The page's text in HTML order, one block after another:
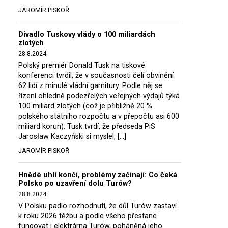
JAROMÍR PISKOŘ
Divadlo Tuskovy vlády o 100 miliardách
zlotých
28.8.2024
Polský premiér Donald Tusk na tiskové
konferenci tvrdil, že v současnosti čelí obvinění
62 lidí z minulé vládní garnitury. Podle něj se
řízení ohledně podezřelých veřejných výdajů týká
100 miliard zlotých (což je přibližně 20 %
polského státního rozpočtu a v přepočtu asi 600
miliard korun). Tusk tvrdí, že předseda PiS
Jarosław Kaczyński si myslel, […]
JAROMÍR PISKOŘ
Hnědé uhlí končí, problémy začínají: Co čeká
Polsko po uzavření dolu Turów?
28.8.2024
V Polsku padlo rozhodnutí, že důl Turów zastaví
k roku 2026 těžbu a podle všeho přestane
fungovat i elektrárna Turów, poháněná jeho